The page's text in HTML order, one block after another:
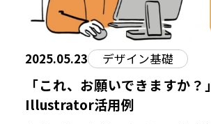
2025.05.23 デザイン基礎
「これ、お願いできますか？
Illustrator活用例